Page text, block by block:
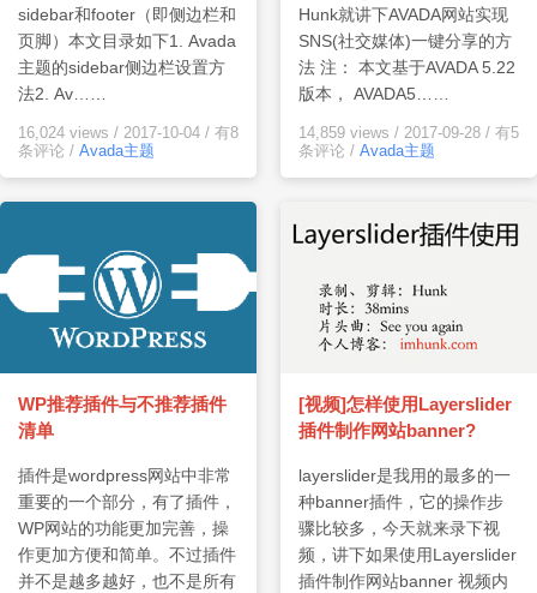
sidebar和footer（即侧边栏和
页脚）本文目录如下1. Avada
主题的sidebar侧边栏设置方
法2. Av……
16,024 views / 2017-10-04 / 有8
条评论 / Avada主题
Hunk就讲下AVADA网站实现
SNS(社交媒体)一键分享的方
法 注： 本文基于AVADA 5.22
版本， AVADA5……
14,859 views / 2017-09-28 / 有5
条评论 / Avada主题
WP推荐插件与不推荐插件
清单
插件是wordpress网站中非常
重要的一个部分，有了插件，
WP网站的功能更加完善，操
作更加方便和简单。不过插件
并不是越多越好，也不是所有
[视频]怎样使用Layerslider
插件制作网站banner?
layerslider是我用的最多的一
种banner插件，它的操作步
骤比较多，今天就来录下视
频，讲下如果使用Layerslider
插件制作网站banner 视频内